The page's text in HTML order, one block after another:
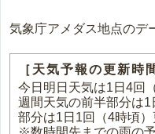
気象庁アメダス地点のデ
［天気予報の更新時
今日明日天気は1日4回
週間天気の前半部分は
部分は1日1回（4時頃）